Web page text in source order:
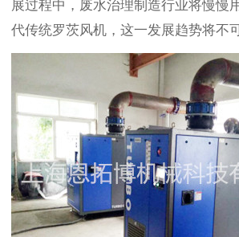
展过程中，废水治理制造行业将慢慢
代传统罗茨风机，这一发展趋势将不